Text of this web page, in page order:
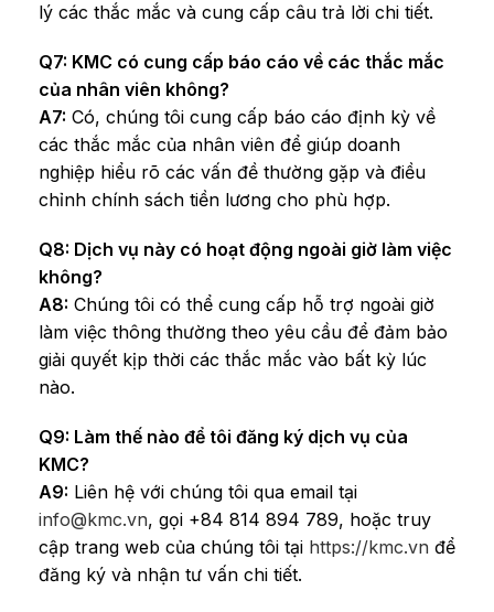
lý các thắc mắc và cung cấp câu trả lời chi tiết.
Q7: KMC có cung cấp báo cáo về các thắc mắc
của nhân viên không?
A7: Có, chúng tôi cung cấp báo cáo định kỳ về
các thắc mắc của nhân viên để giúp doanh
nghiệp hiểu rõ các vấn đề thường gặp và điều
chỉnh chính sách tiền lương cho phù hợp.
Q8: Dịch vụ này có hoạt động ngoài giờ làm việc
không?
A8: Chúng tôi có thể cung cấp hỗ trợ ngoài giờ
làm việc thông thường theo yêu cầu để đảm bảo
giải quyết kịp thời các thắc mắc vào bất kỳ lúc
nào.
Q9: Làm thế nào để tôi đăng ký dịch vụ của
KMC?
A9: Liên hệ với chúng tôi qua email tại
info@kmc.vn, gọi +84 814 894 789, hoặc truy
cập trang web của chúng tôi tại https://kmc.vn để
đăng ký và nhận tư vấn chi tiết.